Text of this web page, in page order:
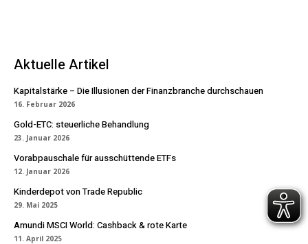
Aktuelle Artikel
Kapitalstärke – Die Illusionen der Finanzbranche durchschauen
16. Februar 2026
Gold-ETC: steuerliche Behandlung
23. Januar 2026
Vorabpauschale für ausschüttende ETFs
12. Januar 2026
Kinderdepot von Trade Republic
29. Mai 2025
Amundi MSCI World: Cashback & rote Karte
11. April 2025